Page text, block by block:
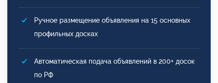
Ручное размещение объявления на 15 основных
профильных досках
Автоматическая подача объявлений в 200+ досок
по РФ